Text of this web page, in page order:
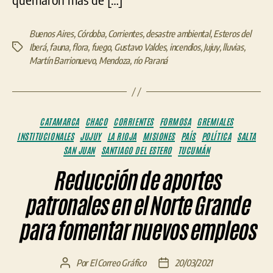
Etiquetas
Buenos Aires,Córdoba,Corrientes,desastre ambiental,Esteros del
Iberá,fauna,flora, fuego, Gustavo Valdes, incendios,Jujuy,lluvias,
Martín Barrionuevo, Mendoza, río Paraná
Categorías
CATAMARCA CHACO CORRIENTES FORMOSA
GREMIALES
INSTITUCIONALES
JUJUY LA RIOJA MISIONES PAÍS POLÍTICA
SALTA
SAN JUAN
SANTIAGO DEL ESTERO TUCUMÁN
Reducción de aportes
patronales en el Norte Grande
para fomentar nuevos empleos
AutorPorEl Correo Gráfico
Fecha20/03/2021